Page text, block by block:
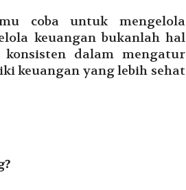
coba untuk mengelola
keuangan bukanlah hal
dalam mengatur
keuangan yang lebih sehat